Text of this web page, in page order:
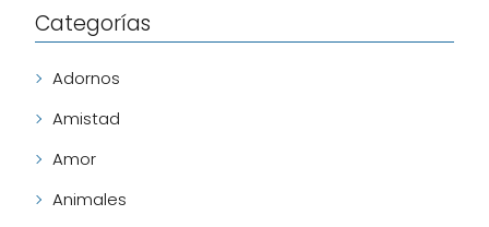
Categorías
Adornos
Amistad
Amor
Animales